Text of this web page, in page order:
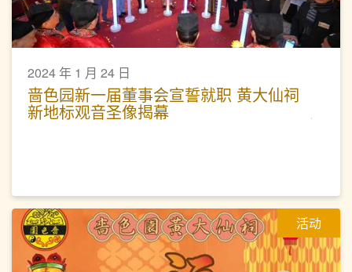
2024 年 1 月 24 日
啬色园新一届董事会宣誓就职 黄大仙祠
新地标观音圣像揭幕
活动